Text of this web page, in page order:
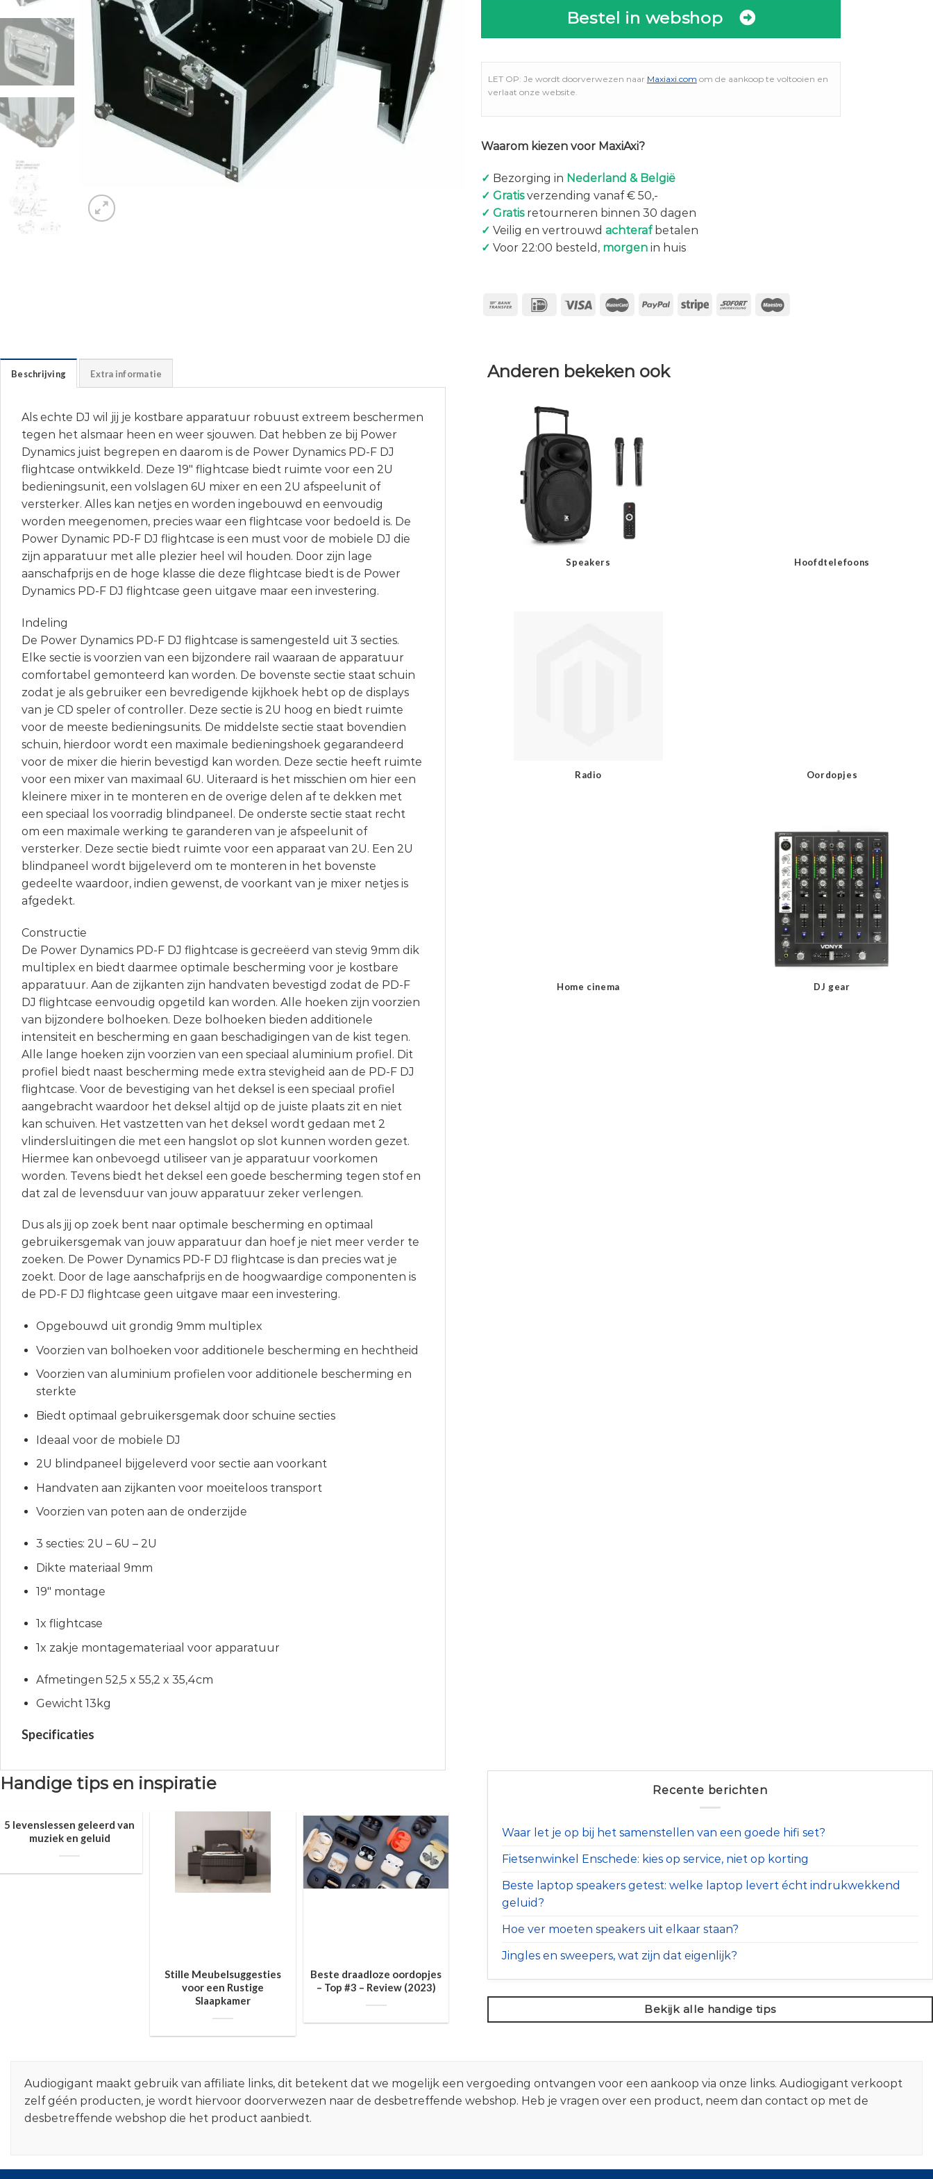
Bestel in webshop
LET OP: Je wordt doorverwezen naar Maxiaxi.com om de aankoop te voltooien en
verlaat onze website.
Waarom kiezen voor MaxiAxi?
✓ Bezorging in Nederland & België
✓ Gratisverzending vanaf € 50,-
✓ Gratisretourneren binnen 30 dagen
✓ Veilig en vertrouwd achterafbetalen
✓ Voor 22:00 besteld, morgenin huis
Beschrijving Extra informatie
Als echte DJ wil jij je kostbare apparatuur robuust extreem beschermen
tegen het alsmaar heen en weer sjouwen. Dat hebben ze bij Power
Dynamics juist begrepen en daarom is de Power Dynamics PD-F DJ
flightcase ontwikkeld. Deze 19″ flightcase biedt ruimte voor een 2U
bedieningsunit, een volslagen 6U mixer en een 2U afspeelunit of
versterker. Alles kan netjes en worden ingebouwd en eenvoudig
worden meegenomen, precies waar een flightcase voor bedoeld is. De
Power Dynamic PD-F DJ flightcase is een must voor de mobiele DJ die
zijn apparatuur met alle plezier heel wil houden. Door zijn lage
aanschafprijs en de hoge klasse die deze flightcase biedt is de Power
Dynamics PD-F DJ flightcase geen uitgave maar een investering.
Indeling
De Power Dynamics PD-F DJ flightcase is samengesteld uit 3 secties.
Elke sectie is voorzien van een bijzondere rail waaraan de apparatuur
comfortabel gemonteerd kan worden. De bovenste sectie staat schuin
zodat je als gebruiker een bevredigende kijkhoek hebt op de displays
van je CD speler of controller. Deze sectie is 2U hoog en biedt ruimte
voor de meeste bedieningsunits. De middelste sectie staat bovendien
schuin, hierdoor wordt een maximale bedieningshoek gegarandeerd
voor de mixer die hierin bevestigd kan worden. Deze sectie heeft ruimte
voor een mixer van maximaal 6U. Uiteraard is het misschien om hier een
kleinere mixer in te monteren en de overige delen af te dekken met
een speciaal los voorradig blindpaneel. De onderste sectie staat recht
om een maximale werking te garanderen van je afspeelunit of
versterker. Deze sectie biedt ruimte voor een apparaat van 2U. Een 2U
blindpaneel wordt bijgeleverd om te monteren in het bovenste
gedeelte waardoor, indien gewenst, de voorkant van je mixer netjes is
afgedekt.
Constructie
De Power Dynamics PD-F DJ flightcase is gecreëerd van stevig 9mm dik
multiplex en biedt daarmee optimale bescherming voor je kostbare
apparatuur. Aan de zijkanten zijn handvaten bevestigd zodat de PD-F
DJ flightcase eenvoudig opgetild kan worden. Alle hoeken zijn voorzien
van bijzondere bolhoeken. Deze bolhoeken bieden additionele
intensiteit en bescherming en gaan beschadigingen van de kist tegen.
Alle lange hoeken zijn voorzien van een speciaal aluminium profiel. Dit
profiel biedt naast bescherming mede extra stevigheid aan de PD-F DJ
flightcase. Voor de bevestiging van het deksel is een speciaal profiel
aangebracht waardoor het deksel altijd op de juiste plaats zit en niet
kan schuiven. Het vastzetten van het deksel wordt gedaan met 2
vlindersluitingen die met een hangslot op slot kunnen worden gezet.
Hiermee kan onbevoegd utiliseer van je apparatuur voorkomen
worden. Tevens biedt het deksel een goede bescherming tegen stof en
dat zal de levensduur van jouw apparatuur zeker verlengen.
Dus als jij op zoek bent naar optimale bescherming en optimaal
gebruikersgemak van jouw apparatuur dan hoef je niet meer verder te
zoeken. De Power Dynamics PD-F DJ flightcase is dan precies wat je
zoekt. Door de lage aanschafprijs en de hoogwaardige componenten is
de PD-F DJ flightcase geen uitgave maar een investering.
Opgebouwd uit grondig 9mm multiplex
Voorzien van bolhoeken voor additionele bescherming en hechtheid
Voorzien van aluminium profielen voor additionele bescherming en
sterkte
Biedt optimaal gebruikersgemak door schuine secties
Ideaal voor de mobiele DJ
2U blindpaneel bijgeleverd voor sectie aan voorkant
Handvaten aan zijkanten voor moeiteloos transport
Voorzien van poten aan de onderzijde
3 secties: 2U – 6U – 2U
Dikte materiaal 9mm
19″ montage
1x flightcase
1x zakje montagemateriaal voor apparatuur
Afmetingen 52,5 x 55,2 x 35,4cm
Gewicht 13kg
Specificaties
Anderen bekeken ook
Speakers Hoofdtelefoons
Radio Oordopjes
Home cinema DJ gear
Handige tips en inspiratie
5 levenslessen geleerd van
muziek en geluid
Stille Meubelsuggesties
voor een Rustige
Slaapkamer
Beste draadloze oordopjes
– Top #3 – Review (2023)
Recente berichten
Waar let je op bij het samenstellen van een goede hifi set?
Fietsenwinkel Enschede: kies op service, niet op korting
Beste laptop speakers getest: welke laptop levert écht indrukwekkend
geluid?
Hoe ver moeten speakers uit elkaar staan?
Jingles en sweepers, wat zijn dat eigenlijk?
Bekijk alle handige tips
Audiogigant maakt gebruik van affiliate links, dit betekent dat we mogelijk een vergoeding ontvangen voor een aankoop via onze links. Audiogigant verkoopt
zelf géén producten, je wordt hiervoor doorverwezen naar de desbetreffende webshop. Heb je vragen over een product, neem dan contact op met de
desbetreffende webshop die het product aanbiedt.